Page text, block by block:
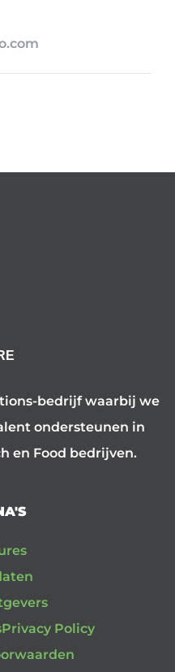
bedrijf waarbij we
ondersteunen in
en Food bedrijven.
Privacy Policy